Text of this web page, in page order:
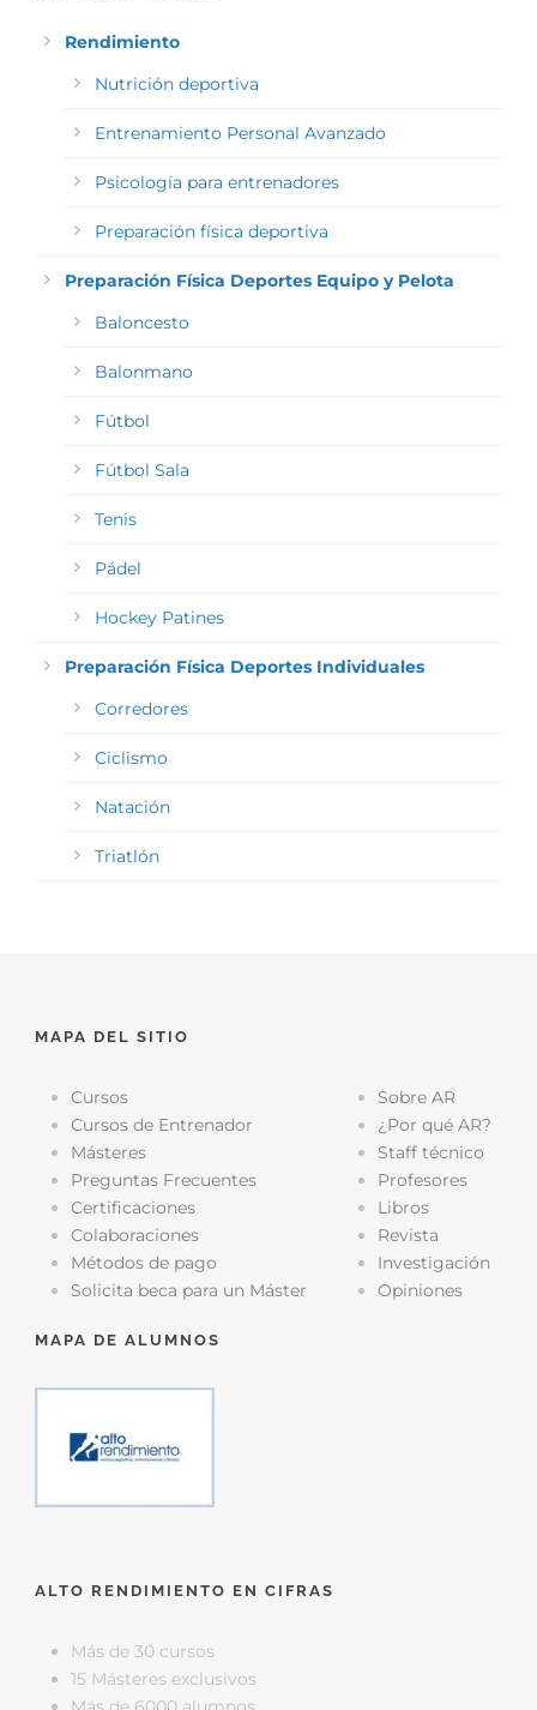
Rendimiento
Nutrición deportiva
Entrenamiento Personal Avanzado
Psicología para entrenadores
Preparación física deportiva
Preparación Física Deportes Equipo y Pelota
Baloncesto
Balonmano
Fútbol
Fútbol Sala
Tenis
Pádel
Hockey Patines
Preparación Física Deportes Individuales
Corredores
Ciclismo
Natación
Triatlón
MAPA DEL SITIO
Cursos
Cursos de Entrenador
Másteres
Preguntas Frecuentes
Certificaciones
Colaboraciones
Métodos de pago
Solicita beca para un Máster
Sobre AR
¿Por qué AR?
Staff técnico
Profesores
Libros
Revista
Investigación
Opiniones
MAPA DE ALUMNOS
ALTO RENDIMIENTO EN CIFRAS
Más de 30 cursos
15 Másteres exclusivos